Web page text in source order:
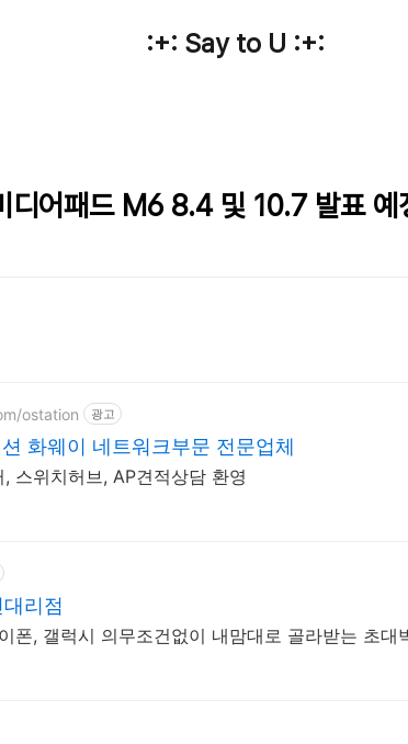
:+: Say to U :+:
디어패드 M6 8.4 및 10.7 발표 예
ostation 광고
화웨이 네트워크부문 전문업체
스위치허브, AP견적상담 환영
리점
폰, 갤럭시 의무조건없이 내맘대로 골라받는 초대